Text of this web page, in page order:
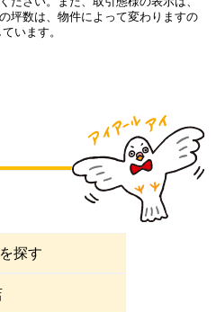
坪数は、物件によって変わりますの
います。
探す